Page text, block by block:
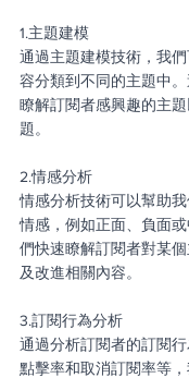
1.主題建模
通過主題建模技術，我
容分類到不同的主題中
瞭解訂閱者感興趣的主
題。
2.情感分析
情感分析技術可以幫助
情感，例如正面、負面
們快速瞭解訂閱者對某
及改進相關內容。
3.訂閱行為分析
通過分析訂閱者的訂閱行
點擊率和取消訂閱率等